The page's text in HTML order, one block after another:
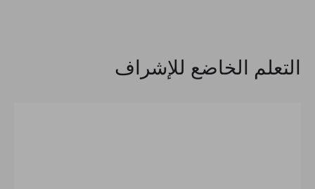
التعلم الخاضع للإشراف